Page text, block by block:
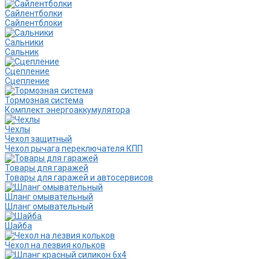
Сайлентболки
Сайлентблоки
Сальники
Сальник
Сцепление
Сцепление
Тормозная система
Комплект энергоаккумулятора
Чехлы
Чехол защитный
Чехол рычага переключателя КПП
Товары для гаражей
Товары для гаражей и автосервисов
Шланг омывательный
Шланг омывательный
Шайба
Чехол на лезвия кольков